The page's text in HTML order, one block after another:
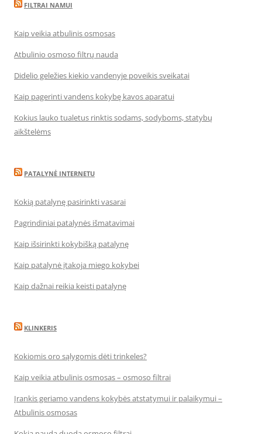
FILTRAI NAMUI
Kaip veikia atbulinis osmosas
Atbulinio osmoso filtrų nauda
Didelio geležies kiekio vandenyje poveikis sveikatai
Kaip pagerinti vandens kokybę kavos aparatui
Kokius lauko tualetus rinktis sodams, sodyboms, statybų
aikštelėms
PATALYNĖ INTERNETU
Kokią patalynę pasirinkti vasarai
Pagrindiniai patalynės išmatavimai
Kaip išsirinkti kokybišką patalynę
Kaip patalynė įtakoja miego kokybei
Kaip dažnai reikia keisti patalynę
KLINKERIS
Kokiomis oro sąlygomis dėti trinkeles?
Kaip veikia atbulinis osmosas – osmoso filtrai
Įrankis geriamo vandens kokybės atstatymui ir palaikymui –
Atbulinis osmosas